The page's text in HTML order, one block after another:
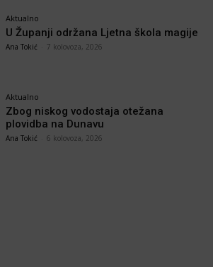
Aktualno
U Županji održana Ljetna škola magije
Ana Tokić 7 kolovoza, 2026
Aktualno
Zbog niskog vodostaja otežana
plovidba na Dunavu
Ana Tokić 6 kolovoza, 2026